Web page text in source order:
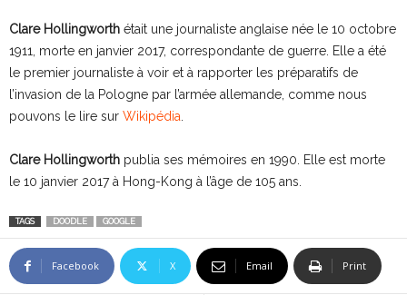
Clare Hollingworth était une journaliste anglaise née le 10 octobre
1911, morte en janvier 2017, correspondante de guerre. Elle a été
le premier journaliste à voir et à rapporter les préparatifs de
l’invasion de la Pologne par l’armée allemande, comme nous
pouvons le lire sur Wikipédia
Clare Hollingworth publia ses mémoires en 1990. Elle est morte
le 10 janvier 2017 à Hong-Kong à l’âge de 105 ans.
TAGS DOODLE GOOGLE
Facebook X Email Print